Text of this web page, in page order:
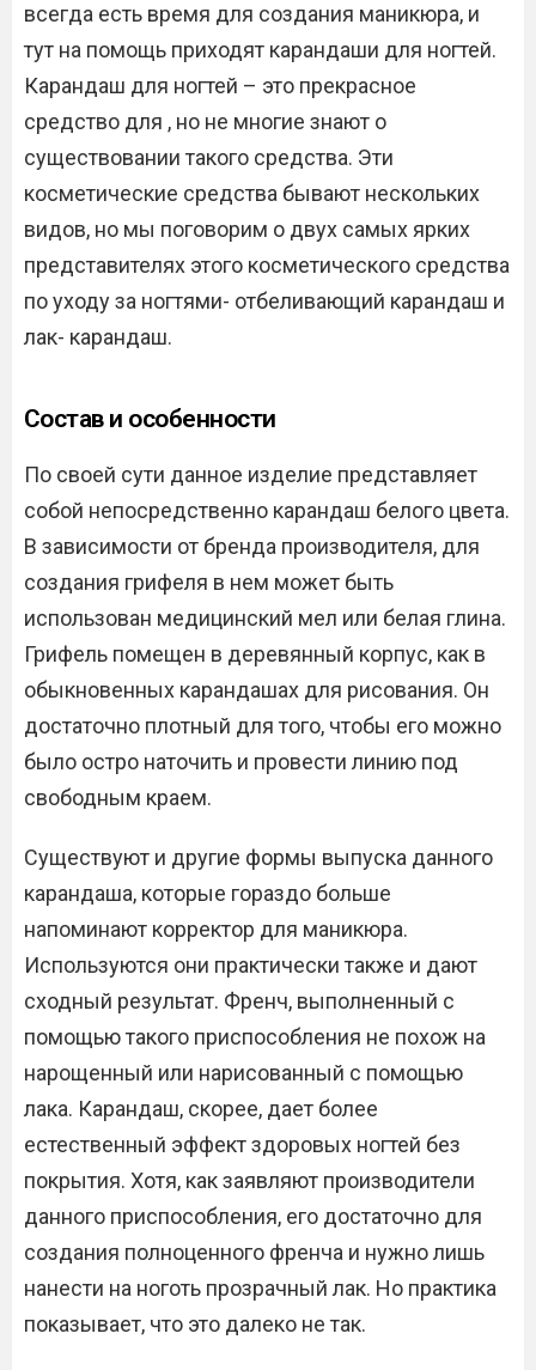
всегда есть время для создания маникюра, и
тут на помощь приходят карандаши для ногтей.
Карандаш для ногтей – это прекрасное
средство для , но не многие знают о
существовании такого средства. Эти
косметические средства бывают нескольких
видов, но мы поговорим о двух самых ярких
представителях этого косметического средства
по уходу за ногтями- отбеливающий карандаш и
лак- карандаш.
Состав и особенности
По своей сути данное изделие представляет
собой непосредственно карандаш белого цвета.
В зависимости от бренда производителя, для
создания грифеля в нем может быть
использован медицинский мел или белая глина.
Грифель помещен в деревянный корпус, как в
обыкновенных карандашах для рисования. Он
достаточно плотный для того, чтобы его можно
было остро наточить и провести линию под
свободным краем.
Существуют и другие формы выпуска данного
карандаша, которые гораздо больше
напоминают корректор для маникюра.
Используются они практически также и дают
сходный результат. Френч, выполненный с
помощью такого приспособления не похож на
нарощенный или нарисованный с помощью
лака. Карандаш, скорее, дает более
естественный эффект здоровых ногтей без
покрытия. Хотя, как заявляют производители
данного приспособления, его достаточно для
создания полноценного френча и нужно лишь
нанести на ноготь прозрачный лак. Но практика
показывает, что это далеко не так.